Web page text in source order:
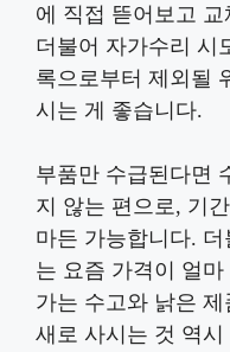
에 직접 뜯어보고
더불어 자가수리 시
록으로부터 제외될
시는 게 좋습니다.
부품만 수급된다면
지 않는 편으로, 기
마든 가능합니다.
는 요즘 가격이 얼
가는 수고와 낡은
새로 사시는 것 역